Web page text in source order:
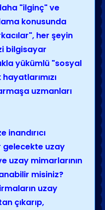
"ilginç" ve
konusunda
her şeyin
bilgisayar
yükümlü "sosyal
uzmanları
inandırıcı
gelecekte uzay
uzay mimarlarının
misiniz?
uzay
çıkarıp,